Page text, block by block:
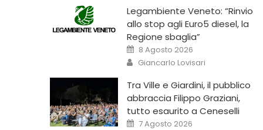
Legambiente Veneto: “Rinvio
allo stop agli Euro5 diesel, la
Regione sbaglia”
8 Agosto 2026
Giancarlo Lovisari
Tra Ville e Giardini, il pubblico
abbraccia Filippo Graziani,
tutto esaurito a Ceneselli
7 Agosto 2026